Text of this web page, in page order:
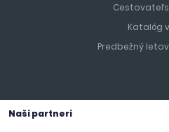
Katalóg v
Predbežný
Naši partneri